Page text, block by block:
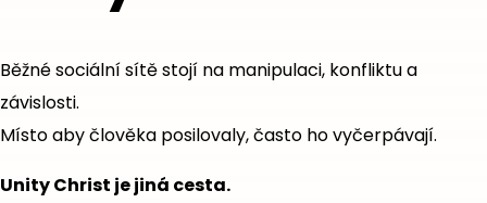
Běžné sociální sítě stojí na manipulaci, konfliktu a
závislosti.
Místo aby člověka posilovaly, často ho vyčerpávají.
Unity Christ je jiná cesta.